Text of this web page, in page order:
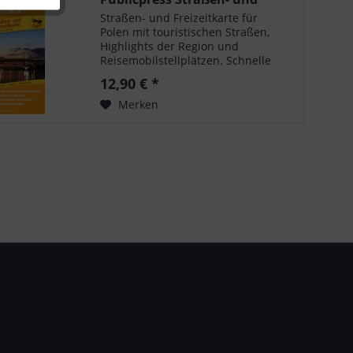
Freizeitkarte Polen,...
Straßen- und Freizeitkarte für
Polen mit touristischen Straßen,
Highlights der Region und
Reisemobilstellplätzen. Schnelle
übersichtliche Straßennetz.
12,90 € *
Merken